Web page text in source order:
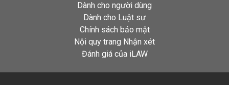
Dành cho người dùng
Dành cho Luật sư
Chính sách bảo mật
Nội quy trang Nhận xét
Đánh giá của iLAW